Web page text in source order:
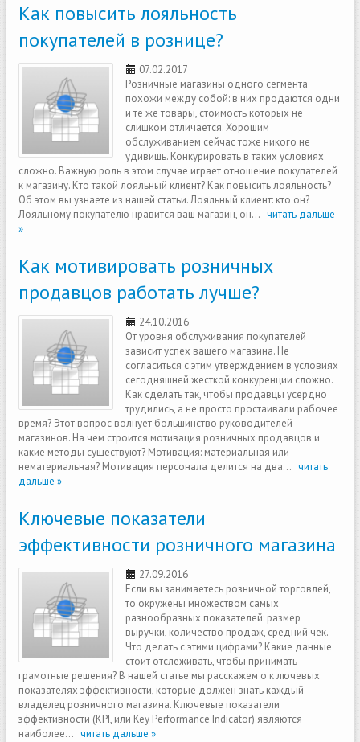
Как повысить лояльность
покупателей в рознице?
07.02.2017
Розничные магазины одного сегмента
похожи между собой: в них продаются одни
и те же товары, стоимость которых не
слишком отличается. Хорошим
обслуживанием сейчас тоже никого не
удивишь. Конкурировать в таких условиях
сложно. Важную роль в этом случае играет отношение покупателей
к магазину. Кто такой лояльный клиент? Как повысить лояльность?
Об этом вы узнаете из нашей статьи. Лояльный клиент: кто он?
Лояльному покупателю нравится ваш магазин, он... читать дальше
»
Как мотивировать розничных
продавцов работать лучше?
24.10.2016
От уровня обслуживания покупателей
зависит успех вашего магазина. Не
согласиться с этим утверждением в условиях
сегодняшней жесткой конкуренции сложно.
Как сделать так, чтобы продавцы усердно
трудились, а не просто простаивали рабочее
время? Этот вопрос волнует большинство руководителей
магазинов. На чем строится мотивация розничных продавцов и
какие методы существуют? Мотивация: материальная или
нематериальная? Мотивация персонала делится на два... читать
дальше »
Ключевые показатели
эффективности розничного магазина
27.09.2016
Если вы занимаетесь розничной торговлей,
то окружены множеством самых
разнообразных показателей: размер
выручки, количество продаж, средний чек.
Что делать с этими цифрами? Какие данные
стоит отслеживать, чтобы принимать
грамотные решения? В нашей статье мы расскажем о к лючевых
показателях эффективности, которые должен знать каждый
владелец розничного магазина. Ключевые показатели
эффективности (KPI, или Key Performance Indicator) являются
наиболее... читать дальше »